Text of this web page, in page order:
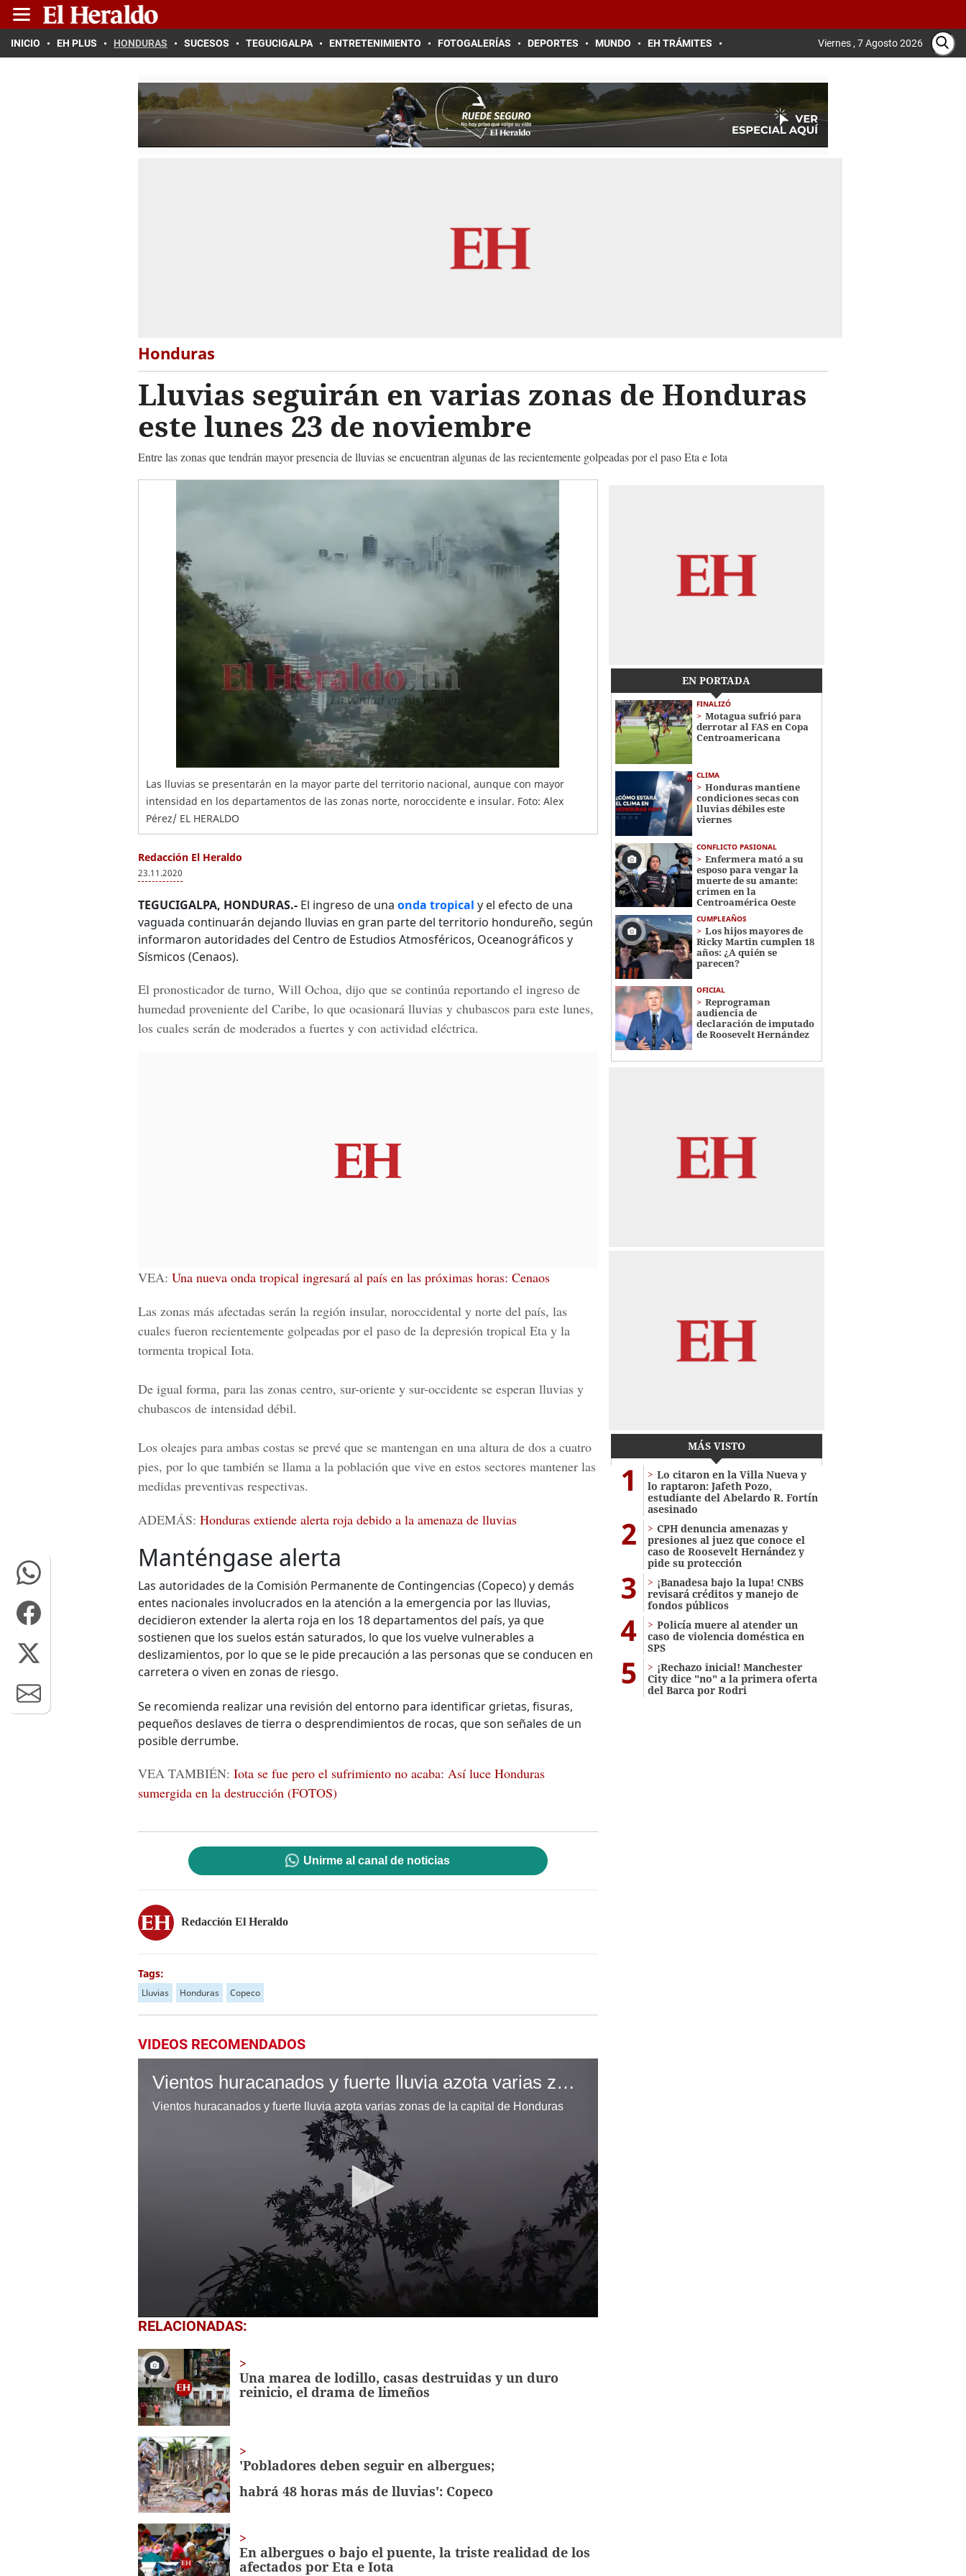
INICIO EH PLUS HONDURAS SUCESOS TEGUCIGALPA ENTRETENIMIENTO FOTOGALERÍAS DEPORTES MUNDO EH TRÁMITES Viernes , 7 Agosto 2026
Honduras
Lluvias seguirán en varias zonas de Honduras
este lunes 23 de noviembre
Entre las zonas que tendrán mayor presencia de lluvias se encuentran algunas de las recientemente golpeadas por el paso Eta e Iota
Las lluvias se presentarán en la mayor parte del territorio nacional, aunque con mayor
intensidad en los departamentos de las zonas norte, noroccidente e insular. Foto: Alex
Pérez/ EL HERALDO
Redacción El Heraldo
23.11.2020
TEGUCIGALPA, HONDURAS.- El ingreso de una onda tropical y el efecto de una
vaguada continuarán dejando lluvias en gran parte del territorio hondureño, según
informaron autoridades del Centro de Estudios Atmosféricos, Oceanográficos y
Sísmicos (Cenaos).
El pronosticador de turno, Will Ochoa, dijo que se continúa reportando el ingreso de
humedad proveniente del Caribe, lo que ocasionará lluvias y chubascos para este lunes,
los cuales serán de moderados a fuertes y con actividad eléctrica.
VEA: Una nueva onda tropical ingresará al país en las próximas horas: Cenaos
Las zonas más afectadas serán la región insular, noroccidental y norte del país, las
cuales fueron recientemente golpeadas por el paso de la depresión tropical Eta y la
tormenta tropical Iota.
De igual forma, para las zonas centro, sur-oriente y sur-occidente se esperan lluvias y
chubascos de intensidad débil.
Los oleajes para ambas costas se prevé que se mantengan en una altura de dos a cuatro
pies, por lo que también se llama a la población que vive en estos sectores mantener las
medidas preventivas respectivas.
ADEMÁS: Honduras extiende alerta roja debido a la amenaza de lluvias
Manténgase alerta
Las autoridades de la Comisión Permanente de Contingencias (Copeco) y demás
entes nacionales involucrados en la atención a la emergencia por las lluvias,
decidieron extender la alerta roja en los 18 departamentos del país, ya que
sostienen que los suelos están saturados, lo que los vuelve vulnerables a
deslizamientos, por lo que se le pide precaución a las personas que se conducen en
carretera o viven en zonas de riesgo.
Se recomienda realizar una revisión del entorno para identificar grietas, fisuras,
pequeños deslaves de tierra o desprendimientos de rocas, que son señales de un
posible derrumbe.
VEA TAMBIÉN: Iota se fue pero el sufrimiento no acaba: Así luce Honduras
sumergida en la destrucción (FOTOS)
Unirme al canal de noticias
Redacción El Heraldo
Tags:
Lluvias Honduras Copeco
VIDEOS RECOMENDADOS
Vientos huracanados y fuerte lluvia azota varias zonas de la capital de Honduras
Vientos huracanados y fuerte lluvia azota varias zonas de la capital de Honduras
0
seconds
1
minute,
41
secondsVolume
0%
RELACIONADAS:
Una marea de lodillo, casas destruidas y un duro
reinicio, el drama de limeños
'Pobladores deben seguir en albergues;
habrá 48 horas más de lluvias': Copeco
En albergues o bajo el puente, la triste realidad de los
afectados por Eta e Iota
EN PORTADA
FINALIZÓ
Motagua sufrió para
derrotar al FAS en Copa
Centroamericana
CLIMA
Honduras mantiene
condiciones secas con
lluvias débiles este
viernes
CONFLICTO PASIONAL
Enfermera mató a su
esposo para vengar la
muerte de su amante:
crimen en la
Centroamérica Oeste
CUMPLEAÑOS
Los hijos mayores de
Ricky Martin cumplen 18
años: ¿A quién se
parecen?
OFICIAL
Reprograman
audiencia de
declaración de imputado
de Roosevelt Hernández
MÁS VISTO
1
Lo citaron en la Villa Nueva y
lo raptaron: Jafeth Pozo,
estudiante del Abelardo R. Fortín
asesinado
2
CPH denuncia amenazas y
presiones al juez que conoce el
caso de Roosevelt Hernández y
pide su protección
3
¡Banadesa bajo la lupa! CNBS
revisará créditos y manejo de
fondos públicos
4
Policía muere al atender un
caso de violencia doméstica en
SPS
5
¡Rechazo inicial! Manchester
City dice "no" a la primera oferta
del Barca por Rodri